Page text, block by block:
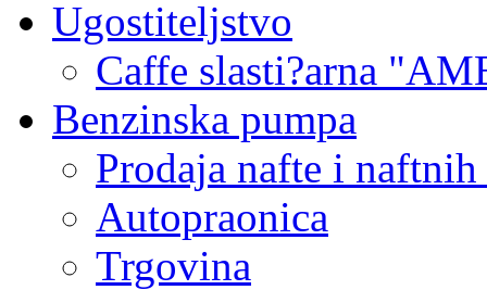
Ugostiteljstvo
Caffe slasti?arna
Benzinska pumpa
Prodaja nafte i
Autopraonica
Trgovina